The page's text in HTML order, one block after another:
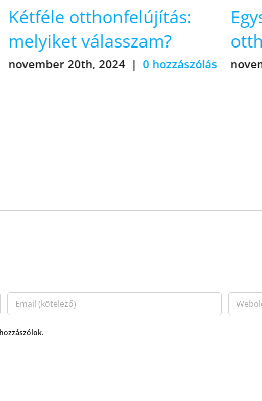
Egyszerűdösik az
otthonfelújítási program
november 10th, 2024 | 0 hozzászólás